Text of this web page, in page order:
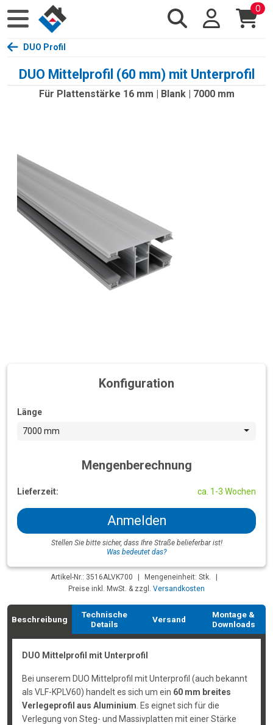
0
DUO Profil
DUO Mittelprofil (60 mm) mit Unterprofil
Für Plattenstärke 16 mm | Blank | 7000 mm
Konfiguration
Länge
7000 mm
Mengenberechnung
Lieferzeit: ca. 1-3 Wochen
Anmelden
Stellen Sie bitte sicher, dass Ihre Straße belieferbar ist!
Was bedeutet das?
Artikel-Nr.: 3516ALVK700 Mengeneinheit: Stk.
Preise inkl. MwSt. & zzgl. Versandkosten
Beschreibung
Technische
Details
Versand
Montage &
Downloads
DUO Mittelprofil mit Unterprofil
Bei unserem DUO Mittelprofil mit Unterprofil (auch bekannt
als VLF-KPLV60) handelt es sich um ein 60 mm breites
Verlegeprofil aus Aluminium . Es eignet sich für die
Verlegung von Steg- und Massivplatten mit einer Stärke